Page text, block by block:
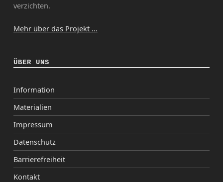
verzichten.
Mehr über das Projekt ...
ÜBER UNS
Information
Materialien
Impressum
Datenschutz
Barrierefreiheit
Kontakt